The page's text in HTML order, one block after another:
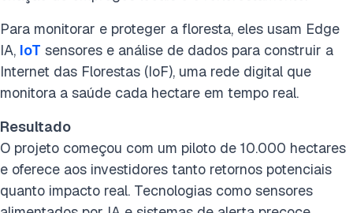
Para monitorar e proteger a floresta, eles usam Edge
IA, IoT sensores e análise de dados para construir a
Internet das Florestas (IoF), uma rede digital que
monitora a saúde cada hectare em tempo real.
Resultado
O projeto começou com um piloto de 10.000 hectares
e oferece aos investidores tanto retornos potenciais
quanto impacto real. Tecnologias como sensores